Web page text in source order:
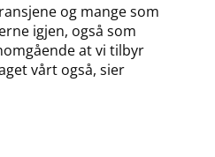
og mange som
igjen, også som
at vi tilbyr
vårt også, sier